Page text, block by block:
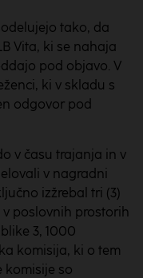
tako, da
Vita, ki se nahaja
pod objavo. V
ki v skladu s
odgovor pod
v času trajanja in v
v nagradni
izžrebal tri (3)
poslovnih prostorih
3, 1000
komisija, ki o tem
komisije so